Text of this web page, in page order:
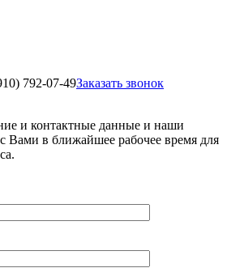
792-07-49Заказать звонок
и контактные данные и наши
Вами в ближайшее рабочее время для